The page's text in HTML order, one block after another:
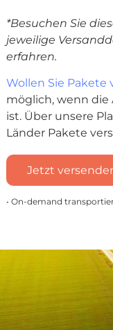
*Besuchen Sie
jeweilige
erfahren.
Wollen Sie Pakete
möglich, wenn die
ist. Über unsere
Länder Pakete
Jetzt
• On-demand